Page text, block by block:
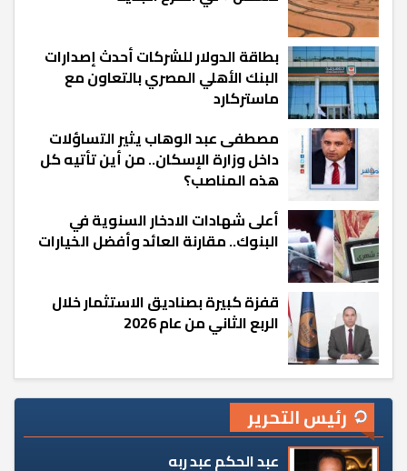
بطاقة الدولار للشركات أحدث إصدارات
البنك الأهلي المصري بالتعاون مع
ماستركارد
مصطفى عبد الوهاب يثير التساؤلات
داخل وزارة الإسكان.. من أين تأتيه كل
هذه المناصب؟
أعلى شهادات الادخار السنوية في
البنوك.. مقارنة العائد وأفضل الخيارات
قفزة كبيرة بصناديق الاستثمار خلال
الربع الثاني من عام 2026
رئيس التحرير
عبد الحكم عبد ربه